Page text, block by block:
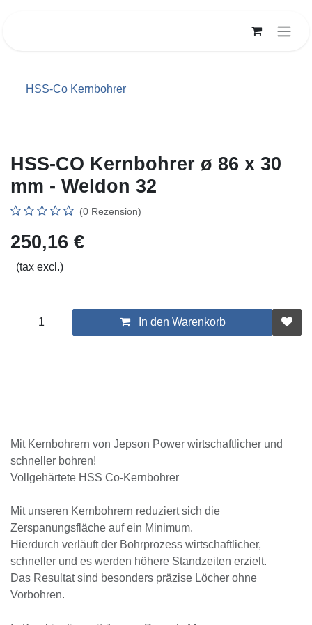
HSS-Co Kernbohrer
HSS-CO Kernbohrer ø 86 x 30
mm - Weldon 32
(0 Rezension)
250,16 €
(tax excl.)
In den Warenkorb
Mit Kernbohrern von Jepson Power wirtschaftlicher und
schneller bohren!
Vollgehärtete HSS Co-Kernbohrer
Mit unseren Kernbohrern reduziert sich die
Zerspanungsfläche auf ein Minimum.
Hierdurch verläuft der Bohrprozess wirtschaftlicher,
schneller und es werden höhere Standzeiten erzielt.
Das Resultat sind besonders präzise Löcher ohne Vorbohren.